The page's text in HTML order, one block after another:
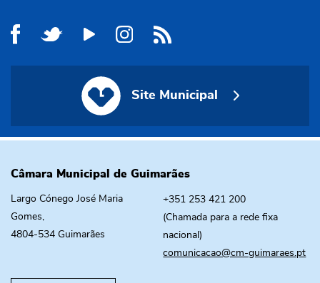
Site Municipal
Câmara Municipal de Guimarães
Largo Cónego José Maria
Gomes,
4804-534 Guimarães
+351 253 421 200
(Chamada para a rede fixa
nacional)
comunicacao@cm-guimaraes.pt